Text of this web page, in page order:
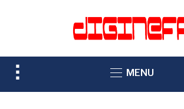
TOGGLE
SIDEBAR
MENU